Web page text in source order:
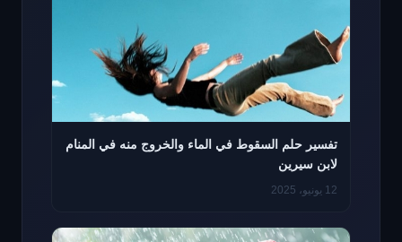
تفسير حلم السقوط في الماء والخروج منه في المنام
لابن سيرين
12 يونيو، 2025